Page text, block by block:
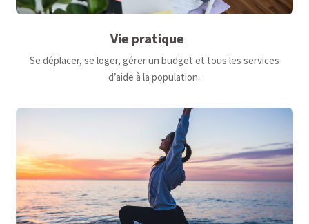
Vie pratique
Se déplacer, se loger, gérer un budget et tous les services
d’aide à la population.